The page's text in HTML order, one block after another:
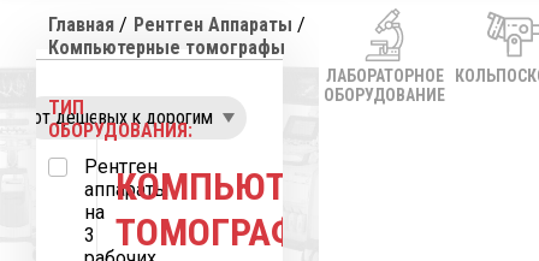
ЛАБОРАТОРНОЕ
ОБОРУДОВАНИЕ
Главная
Рентген Аппараты
Компьютерные томографы
ТИП
ОБОРУДОВАНИЯ:
Рентген
аппараты
на
3
КОМПЬЮТЕРНЫЕ
ТОМОГРАФЫ